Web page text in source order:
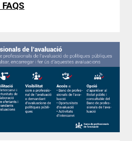
FAQS